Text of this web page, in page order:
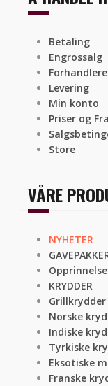
Betaling
Engrossalg
Forhandlere
Levering
Min konto
Priser og
Store
VÅRE
NYHETER
KRYDDER
Grillkrydder
Norske
Indiske
Tyrkiske
Eksotiske
Franske